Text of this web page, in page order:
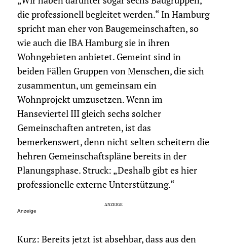
die professionell begleitet werden.“ In Hamburg
spricht man eher von Baugemeinschaften, so
wie auch die IBA Hamburg sie in ihren
Wohngebieten anbietet. Gemeint sind in
beiden Fällen Gruppen von Menschen, die sich
zusammentun, um gemeinsam ein
Wohnprojekt umzusetzen. Wenn im
Hanseviertel III gleich sechs solcher
Gemeinschaften antreten, ist das
bemerkenswert, denn nicht selten scheitern die
hehren Gemeinschaftspläne bereits in der
Planungsphase. Struck: „Deshalb gibt es hier
professionelle externe Unterstützung.“
Anzeige
Kurz: Bereits jetzt ist absehbar, dass aus den